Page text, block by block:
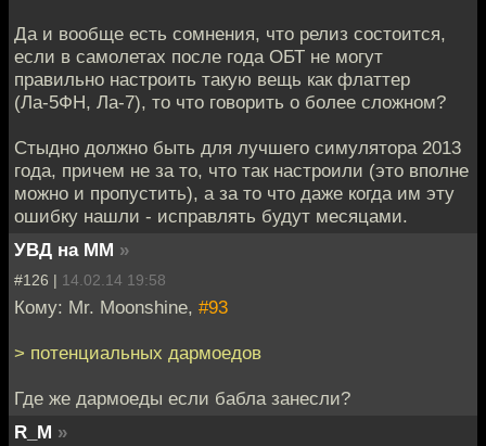
Да и вообще есть сомнения, что релиз состоится,
если в самолетах после года ОБТ не могут
правильно настроить такую вещь как флаттер
(Ла-5ФН, Ла-7), то что говорить о более сложном?
Стыдно должно быть для лучшего симулятора 2013
года, причем не за то, что так настроили (это вполне
можно и пропустить), а за то что даже когда им эту
ошибку нашли - исправлять будут месяцами.
УВД на ММ »
#126 | 14.02.14 19:58
Кому: Mr. Moonshine, #93
> потенциальных дармоедов
Где же дармоеды если бабла занесли?
R_M »